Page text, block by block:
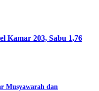
Kamar 203, Sabu 1,76
Musyawarah dan